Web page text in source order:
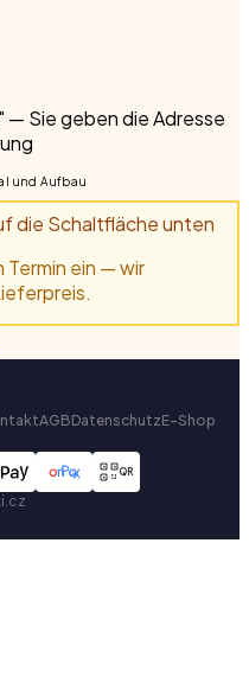
— Sie geben die Adresse
und Aufbau
die Schaltfläche unten
Termin ein — wir
AGBDatenschutzE-Shop
QR